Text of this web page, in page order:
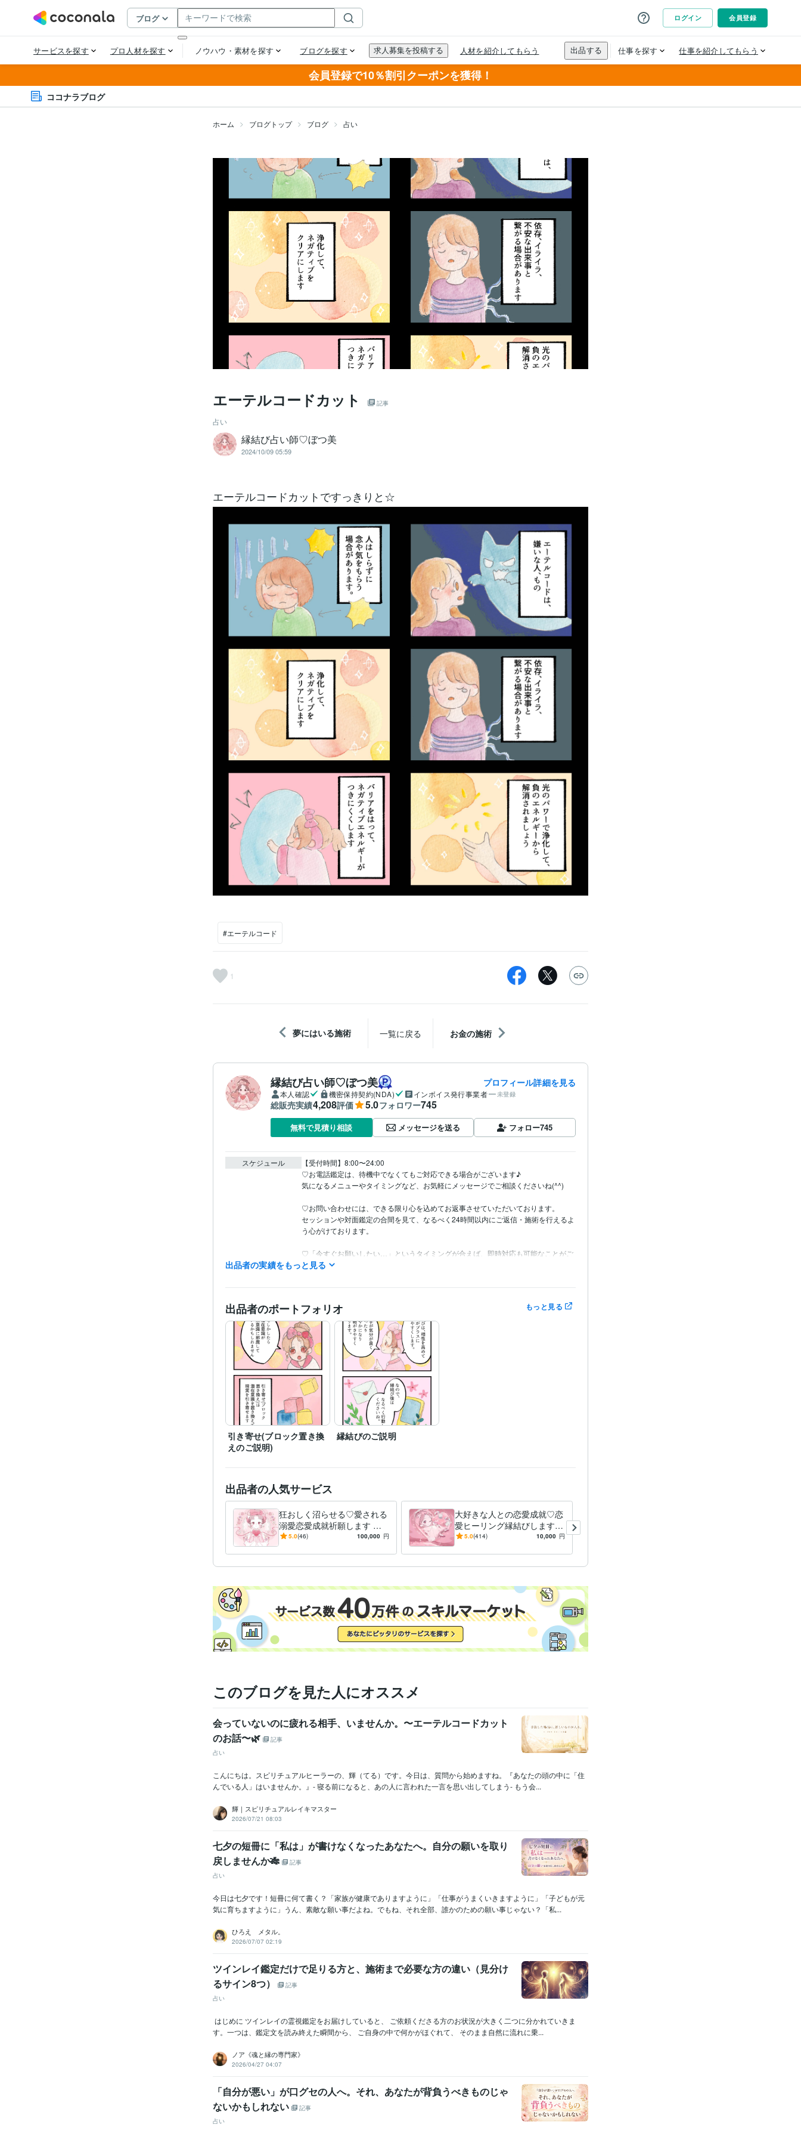
会員登録で10％割引クーポンを獲得！
ココナラブログ
ホーム ブログトップ ブログ 占い
エーテルコードカット 記事
占い
縁結び占い師♡ぼつ美
2024/10/09 05:59
エーテルコードカットですっきりと☆
#エーテルコード
1
夢にはいる施術 一覧に戻る お金の施術
縁結び占い師♡ぼつ美 プロフィール詳細を見る
本人確認 機密保持契約(NDA) インボイス発行事業者 未登録
総販売実績4,208評価 5.0フォロワー745
無料で見積り相談 メッセージを送る フォロー745
スケジュール
【受付時間】8:00〜24:00
♡お電話鑑定は、待機中でなくてもご対応できる場合がございます♪
気になるメニューやタイミングなど、お気軽にメッセージでご相談くださいね(^^)
♡お問い合わせには、できる限り心を込めてお返事させていただいております。
セッションや対面鑑定の合間を見て、なるべく24時間以内にご返信・施術を行えるよ
う心がけております。
♡「今すぐお願いしたい…」というタイミングが合えば、即時対応も可能なことがご
ざいます＾＾
どうぞ遠慮なく一度ご連絡くださいね♪
あなたにぴったりのご縁とタイミングでお届けできるよう、
心を込めてお待ちしております。
経験職種 ライフスタイル・その他 / 占い師 経験年数 : 11年
職歴 占い師 2002年2月 ~ 現在
受賞歴 接客アイデアコンテスト　最優秀賞
得意分野 占い タロット　オラクルカード
占い
ヒーリング 恋愛 復縁 連絡 仕事 運勢
スピリチュアル
学歴
出品者の実績をもっと見る
出品者のポートフォリオ もっと見る
引き寄せ(ブロック置き換
えのご説明)
縁結びのご説明
出品者の人気サービス
狂おしく沼らせる♡愛される
溺愛恋愛成就祈願します 音
信不通、ブロック等、障害が
5.0(46) 100,000 円
大好きな人との恋愛成就♡恋
愛ヒーリング縁結びします
縁結び、願望成就ブロック、
5.0(414) 10,000 円
このブログを見た人にオススメ
会っていないのに疲れる相手、いませんか。〜エーテルコードカット
のお話〜🌿
記事
占い
こんにちは。スピリチュアルヒーラーの、輝（てる）です。今日は、質問から始めますね。『あなたの頭の中に「住
んでいる人」はいませんか。』- 寝る前になると、あの人に言われた一言を思い出してしまう- もう会...
輝｜スピリチュアルレイキマスター
2026/07/21 08:03
七夕の短冊に「私は」が書けなくなったあなたへ。自分の願いを取り
戻しませんか🎋
記事
占い
今日は七夕です！短冊に何て書く？「家族が健康でありますように」「仕事がうまくいきますように」「子どもが元
気に育ちますように」うん、素敵な願い事だよね。でもね、それ全部、誰かのための願い事じゃない？「私...
ひろえ メタル。
2026/07/07 02:19
ツインレイ鑑定だけで足りる方と、施術まで必要な方の違い（見分け
るサイン8つ）
記事
占い
はじめに ツインレイの霊視鑑定をお届けしていると、 ご依頼くださる方のお状況が大きく二つに分かれていきま
す。一つは、鑑定文を読み終えた瞬間から、 ご自身の中で何かがほぐれて、 そのまま自然に流れに乗...
ノア《魂と縁の専門家》
2026/04/27 04:07
「自分が悪い」が口グセの人へ。それ、あなたが背負うべきものじゃ
ないかもしれない
記事
占い